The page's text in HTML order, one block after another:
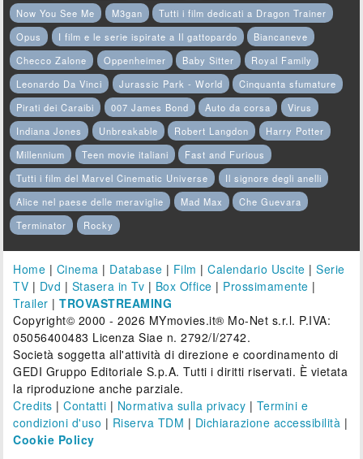
Now You See Me
M3gan
Tutti i film dedicati a Dragon Trainer
Opus
I film e le serie ispirate a Il gattopardo
Biancaneve
Checco Zalone
Oppenheimer Baby Sitter
Royal Family
Leonardo Da Vinci
Jurassic Park - World
Cinquanta sfumature
Pirati dei Caraibi
007 James Bond Auto da corsa
Virus
Indiana Jones
Unbreakable Robert Langdon
Harry Potter
Millennium
Teen movie italiani
Fast and Furious
Tutti i film del Marvel Cinematic Universe
Il signore degli anelli
Alice nel paese delle meraviglie
Mad Max
Che Guevara
Terminator
Rocky
Home | Cinema | Database | Film |Calendario Uscite |Serie
TV | Dvd | Stasera in Tv | Box Office | Prossimamente |
Trailer |TROVASTREAMING
Copyright© 2000 - 2026 MYmovies.it® Mo-Net s.r.l. P.IVA:
05056400483 Licenza Siae n. 2792/I/2742.
Società soggetta all'attività di direzione e coordinamento di
GEDI Gruppo Editoriale S.p.A. Tutti i diritti riservati. È vietata
la riproduzione anche parziale.
Credits |Contatti | Normativa sulla privacy | Termini e
condizioni d'uso | Riserva TDM | Dichiarazione accessibilità |
Cookie Policy